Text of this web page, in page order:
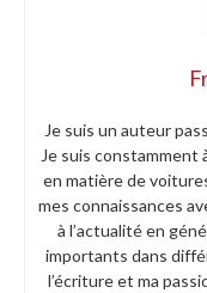
Je suis un auteur
Je suis constamment
en matière de
mes connaissances
à l’actualité en
importants dans
l’écriture et ma